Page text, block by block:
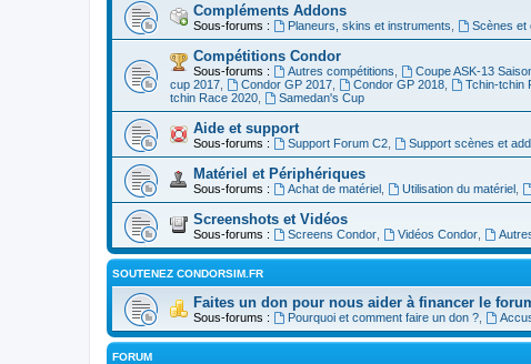
Compléments Addons
Sous-forums : Planeurs, skins et instruments Scènes et
Compétitions Condor
Sous-forums : Autres compétitions Coupe ASK-13
cup 2017
Condor GP 2017, Condor GP 2018, Tchin-tchin
tchin Race 2020
Samedan's Cup
Aide et support
Sous-forums : Support Forum C2, Support scènes et
Matériel et Périphériques
Sous-forums : Achat de matériel, Utilisation du matériel,
Screenshots et Vidéos
Sous-forums : Screens Condor, Vidéos Condor,
SOUTENEZ CONDORSIM.FR
Faites un don pour nous aider à financer le
Sous-forums : Pourquoi et comment faire un don ?,
FORUM